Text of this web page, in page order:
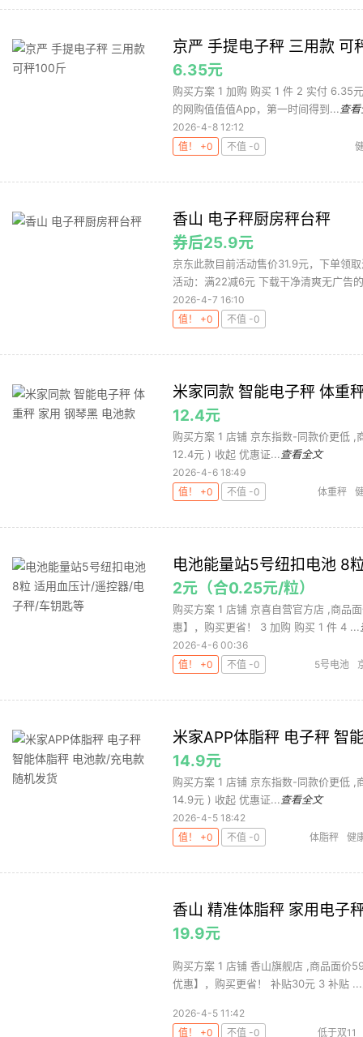
京严 手提电子秤 三用款 可
6.35元
购买方案 1 加购 购买 1 件 2 实付 6.35
的网购值值值App，第一时间得到... 查
2026-4-8 12:12
值！ +0
不值 -0
香山 电子秤厨房秤台秤
券后25.9元
京东此款目前活动售价31.9元，下单领
活动：满22减6元 下载干净清爽无广告
2026-4-7 16:10
值！ +0
不值 -0
米家同款 智能电子秤 体重
12.4元
购买方案 1 店铺 京东指数-同款价更低
12.4元 ) 收起 优惠证... 查看全文
2026-4-6 18:49
值！ +0
不值 -0 体重秤
电池能量站5号纽扣电池 8
2元（合0.25元/粒）
购买方案 1 店铺 京喜自营官方店 ,商品
惠】，购买更省！ 3 加购 购买 1 件 4 ...
2026-4-6 00:36
值！ +0
不值 -0 5号电池
米家APP体脂秤 电子秤 智
14.9元
购买方案 1 店铺 京东指数-同款价更低
14.9元 ) 收起 优惠证... 查看全文
2026-4-5 18:42
值！ +0
不值 -0 体脂秤 健
香山 精准体脂秤 家用电子
19.9元
购买方案 1 店铺 香山旗舰店 ,商品面价
优惠】，购买更省！ 补贴30元 3 补贴 ...
2026-4-5 11:42
值！ +0
不值 -0 低于双11